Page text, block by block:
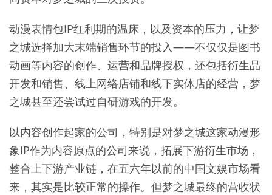
动漫表情包IP红利期的温床，以及资本的压力，让梦
之城选择加大末端销售环节的投入——不仅仅是图书
动画等内容的创作、运营和品牌授权，还包括衍生品
开发和销售、线上网络店铺和线下实体店的经营，梦
之城甚至还尝试过自研游戏的开发。
以内容创作起家的公司，特别是对梦之城这家动漫形
象IP作为内容原点的公司来说，拓展下游衍生市场，
整合上下游产业链，在五六年以前的中国文娱市场看
来，其实是比较正常的操作。但梦之城最终的营收状